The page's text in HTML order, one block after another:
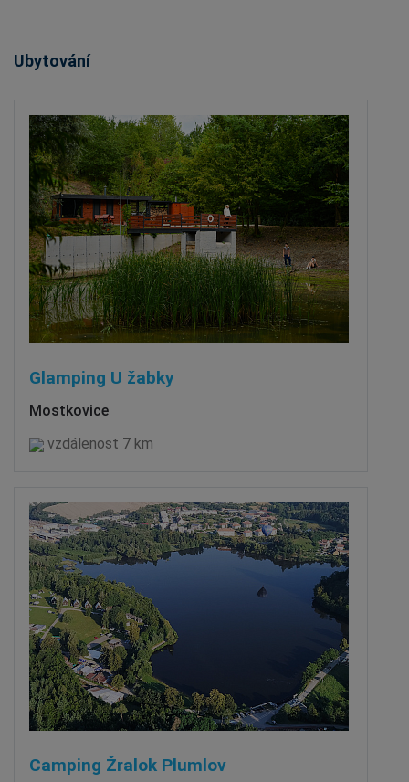
Ubytování
Glamping U žabky
Mostkovice
vzdálenost 7 km
Camping Žralok Plumlov